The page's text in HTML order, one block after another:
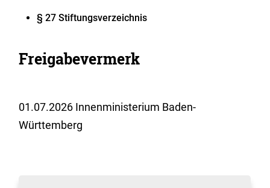
§ 27 Stiftungsverzeichnis
Freigabevermerk
01.07.2026 Innenministerium Baden-
Württemberg